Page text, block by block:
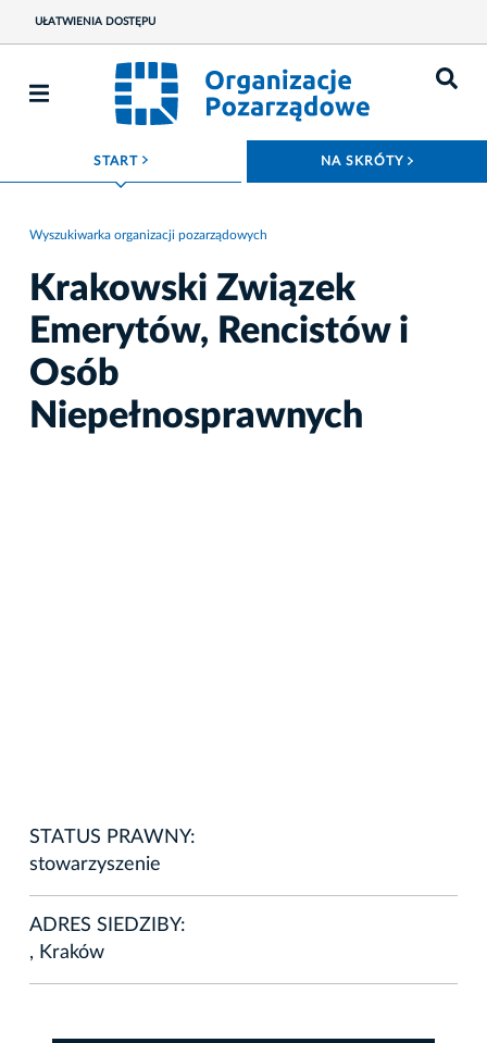
UŁATWIENIA DOSTĘPU
START ROZWIŃ MENU NA SKRÓTY
Wyszukiwarka organizacji pozarządowych
Krakowski Związek
Emerytów, Rencistów i
Osób
Niepełnosprawnych
STATUS PRAWNY:
stowarzyszenie
ADRES SIEDZIBY:
, Kraków